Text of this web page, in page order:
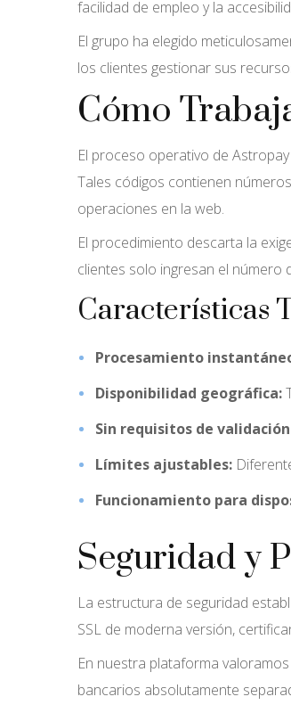
facilidad de empleo y la
El grupo ha elegido
los clientes gestionar sus
Cómo
El proceso operativo de
Tales códigos contienen
operaciones en la web.
El procedimiento descarta la
clientes solo ingresan el número
Características
Procesamiento
Disponibilidad geográfica:
Sin requisitos de
Límites ajustables:
Funcionamiento para
Seguridad y
La estructura de seguridad
SSL de moderna versión,
En nuestra plataforma
bancarios absolutamente